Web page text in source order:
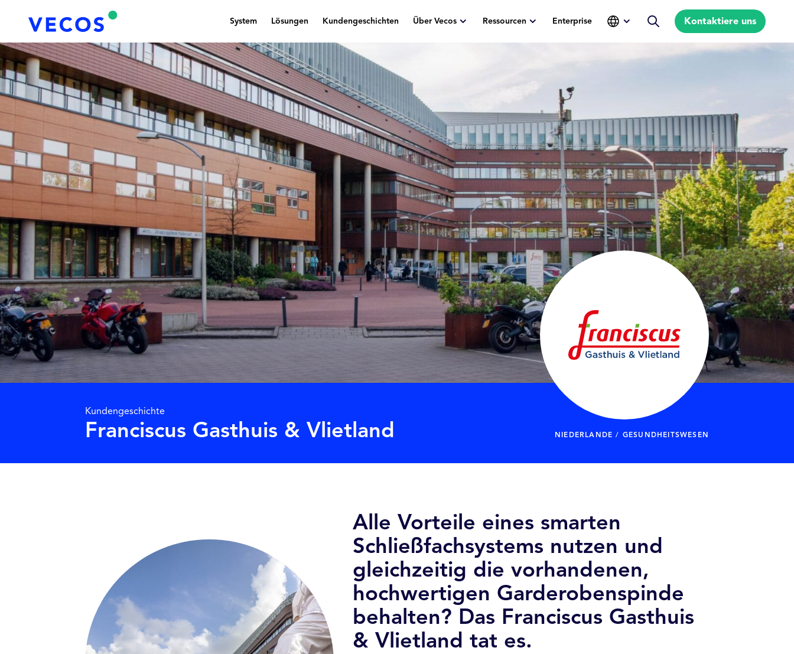
System Lösungen Kundengeschichten Über Vecos Ressourcen Enterprise
Suche
Kontaktiere uns
Kundengeschichte
Franciscus Gasthuis & Vlietland NIEDERLANDE / GESUNDHEITSWESEN
Alle Vorteile eines smarten
Schließfachsystems nutzen und
gleichzeitig die vorhandenen,
hochwertigen Garderobenspinde
behalten? Das Franciscus Gasthuis
& Vlietland tat es.